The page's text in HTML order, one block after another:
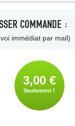
COMMANDE :
immédiat par mail)
3,00 €
Seulement !